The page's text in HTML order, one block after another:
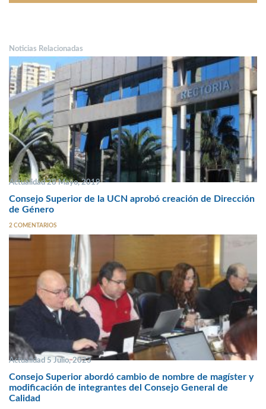
Noticias Relacionadas
Actualidad 28 Mayo, 2019
Consejo Superior de la UCN aprobó creación de Dirección
de Género
2 COMENTARIOS
Actualidad 5 Julio, 2023
Consejo Superior abordó cambio de nombre de magíster y
modificación de integrantes del Consejo General de
Calidad